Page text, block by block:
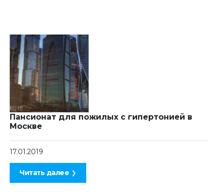
Пансионат для пожилых с гипертонией в
Москве
17.01.2019
Читать далее